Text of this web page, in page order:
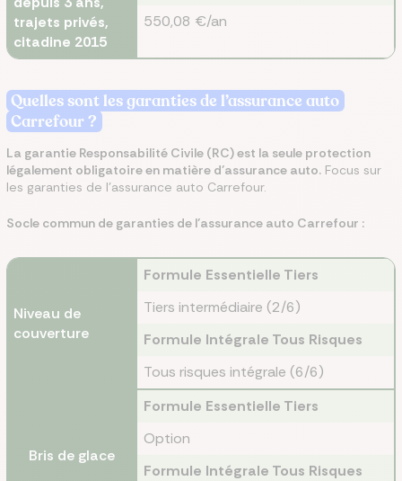
trajets privés,
citadine 2015
550,08 €/an
Quelles sont les garanties de l’assurance auto
Carrefour ?
La garantie Responsabilité Civile (RC) est la seule protection
légalement obligatoire en matière d’assurance auto. Focus sur
les garanties de l’assurance auto Carrefour.
Socle commun de garanties de l’assurance auto Carrefour :
Niveau de
couverture
Formule Essentielle Tiers
Tiers intermédiaire (2/6)
Formule Intégrale Tous Risques
Tous risques intégrale (6/6)
Bris de glace
Formule Essentielle Tiers
Option
Formule Intégrale Tous Risques